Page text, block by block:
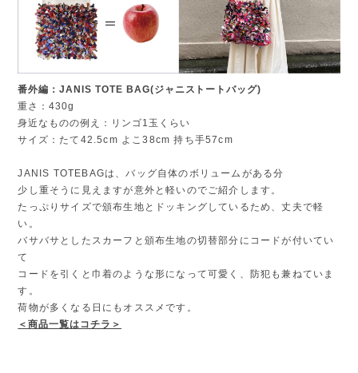
番外編：JANIS TOTE BAG(ジャニストートバッグ)
重さ：430g
身近なものの例え：リンゴ1玉くらい
サイズ：たて42.5cm よこ38cm 持ち手57cm
JANIS TOTEBAGは、バッグ自体のボリュームがある分
少し重そうに見えますが意外と軽いのでご紹介します。
たっぷりサイズで頒布生地とドッキングしているため、丈夫で軽
い。
バサバサとしたスカーフと頒布生地の切替部分にコードが付いてい
て
コードを引くと巾着のような形になって可愛く、防犯も兼ねていま
す。
荷物が多くなる日にもオススメです。
＜商品一覧はコチラ＞